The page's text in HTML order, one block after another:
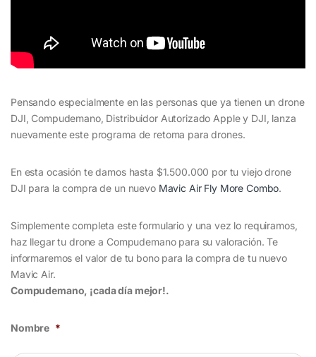
Pensando especialmente en las personas que ya tienen un drone
DJI, Compudemano, Distribuidor Autorizado Apple y DJI, lanza
nuevamente este programa de retoma para drones.
En esta ocasión te damos hasta $1.500.000 por tu viejo drone
DJI para la compra de un nuevo Mavic Air Fly More Combo.
Simplemente completa este formulario y una vez lo requiramos,
haz llegar tu drone a Compudemano para su valoración. Te
informaremos el valor de tu bono para la compra de tu nuevo
Mavic Air.
Compudemano, ¡cada día mejor!.
Nombre *